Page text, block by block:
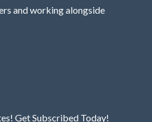
and working alongside
Get Subscribed Today!